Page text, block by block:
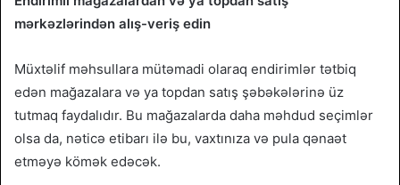
mərkəzlərindən alış-veriş edin
Müxtəlif məhsullara mütəmadi olaraq endirimlər tətbiq
edən mağazalara və ya topdan satış şəbəkələrinə üz
tutmaq faydalıdır. Bu mağazalarda daha məhdud seçimlər
olsa da, nəticə etibarı ilə bu, vaxtınıza və pula qənaət
etməyə kömək edəcək.